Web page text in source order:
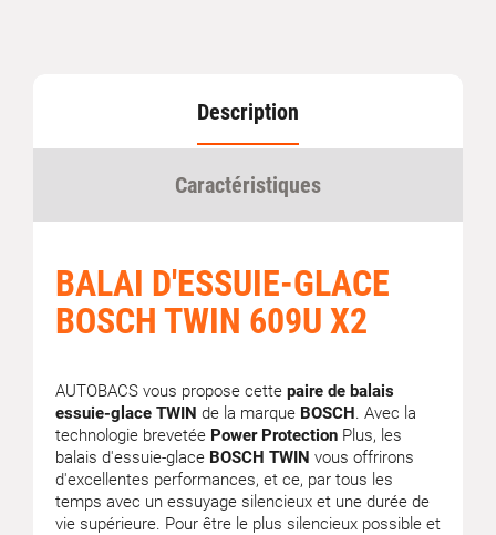
Description
Caractéristiques
BALAI D'ESSUIE-GLACE
BOSCH TWIN 609U X2
AUTOBACS vous propose cette paire de balais
essuie-glace TWIN de la marque BOSCH. Avec la
technologie brevetée Power Protection Plus, les
balais d'essuie-glace BOSCH TWIN vous offrirons
d'excellentes performances, et ce, par tous les
temps avec un essuyage silencieux et une durée de
vie supérieure. Pour être le plus silencieux possible et